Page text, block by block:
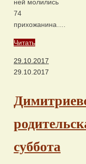
ней молились
74
прихожанина….
Читать
29.10.2017
29.10.2017
суббота